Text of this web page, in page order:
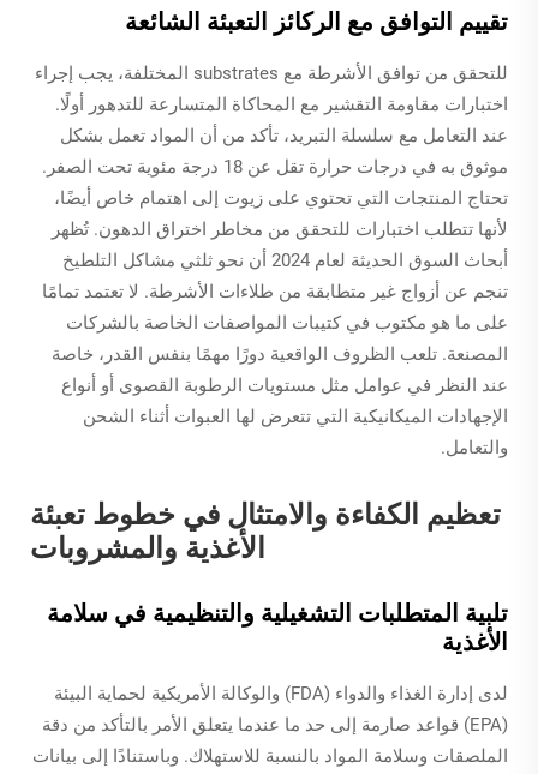
تقييم التوافق مع الركائز التعبئة الشائعة
للتحقق من توافق الأشرطة مع substrates المختلفة، يجب إجراء
اختبارات مقاومة التقشير مع المحاكاة المتسارعة للتدهور أولًا.
عند التعامل مع سلسلة التبريد، تأكد من أن المواد تعمل بشكل
موثوق به في درجات حرارة تقل عن 18 درجة مئوية تحت الصفر.
تحتاج المنتجات التي تحتوي على زيوت إلى اهتمام خاص أيضًا،
لأنها تتطلب اختبارات للتحقق من مخاطر اختراق الدهون. تُظهر
أبحاث السوق الحديثة لعام 2024 أن نحو ثلثي مشاكل التلطيخ
تنجم عن أزواج غير متطابقة من طلاءات الأشرطة. لا تعتمد تمامًا
على ما هو مكتوب في كتيبات المواصفات الخاصة بالشركات
المصنعة. تلعب الظروف الواقعية دورًا مهمًا بنفس القدر، خاصة
عند النظر في عوامل مثل مستويات الرطوبة القصوى أو أنواع
الإجهادات الميكانيكية التي تتعرض لها العبوات أثناء الشحن
والتعامل.
تعظيم الكفاءة والامتثال في خطوط تعبئة
الأغذية والمشروبات
تلبية المتطلبات التشغيلية والتنظيمية في سلامة
الأغذية
لدى إدارة الغذاء والدواء (FDA) والوكالة الأمريكية لحماية البيئة
(EPA) قواعد صارمة إلى حد ما عندما يتعلق الأمر بالتأكد من دقة
الملصقات وسلامة المواد بالنسبة للاستهلاك. وباستنادًا إلى بيانات